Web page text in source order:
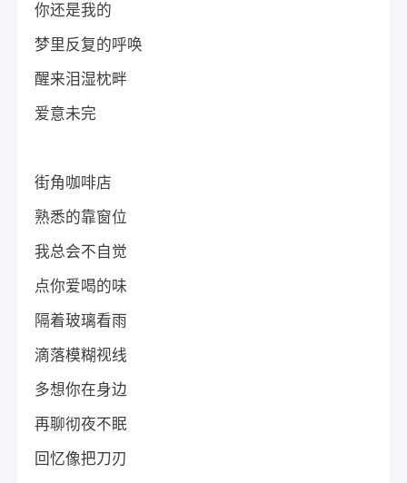
你还是我的
梦里反复的呼唤
醒来泪湿枕畔
爱意未完
街角咖啡店
熟悉的靠窗位
我总会不自觉
点你爱喝的味
隔着玻璃看雨
滴落模糊视线
多想你在身边
再聊彻夜不眠
回忆像把刀刃